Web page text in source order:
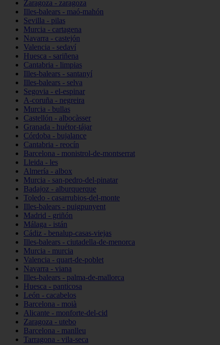
Zaragoza - zaragoza
Illes-balears - maó-mahón
Sevilla - pilas
Murcia - cartagena
Navarra - castejón
Valencia - sedaví
Huesca - sariñena
Cantabria - limpias
Illes-balears - santanyí
Illes-balears - selva
Segovia - el-espinar
A-coruña - negreira
Murcia - bullas
Castellón - albocàsser
Granada - huétor-tájar
Córdoba - bujalance
Cantabria - reocín
Barcelona - monistrol-de-montserrat
Lleida - les
Almería - albox
Murcia - san-pedro-del-pinatar
Badajoz - alburquerque
Toledo - casarrubios-del-monte
Illes-balears - puigpunyent
Madrid - griñón
Málaga - istán
Cádiz - benalup-casas-viejas
Illes-balears - ciutadella-de-menorca
Murcia - murcia
Valencia - quart-de-poblet
Navarra - viana
Illes-balears - palma-de-mallorca
Huesca - panticosa
León - cacabelos
Barcelona - moià
Alicante - monforte-del-cid
Zaragoza - utebo
Barcelona - manlleu
Tarragona - vila-seca